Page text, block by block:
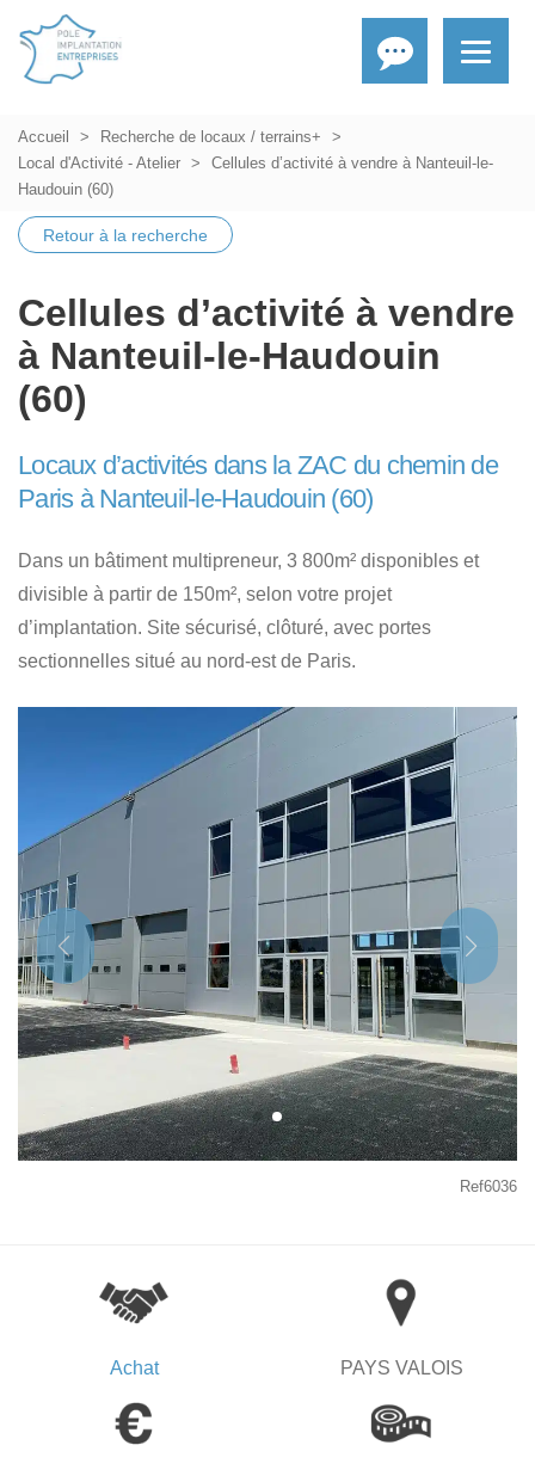
Accueil
Recherche de locaux / terrains+
Local d'Activité - Atelier
Cellules d’activité à vendre à Nanteuil-le-
Haudouin (60)
Retour à la recherche
Cellules d’activité à vendre
à Nanteuil-le-Haudouin
(60)
Locaux d’activités dans la ZAC du chemin de
Paris à Nanteuil-le-Haudouin (60)
Dans un bâtiment multipreneur, 3 800m² disponibles et
divisible à partir de 150m², selon votre projet
d’implantation. Site sécurisé, clôturé, avec portes
sectionnelles situé au nord-est de Paris.
Ref6036
Achat PAYS VALOIS